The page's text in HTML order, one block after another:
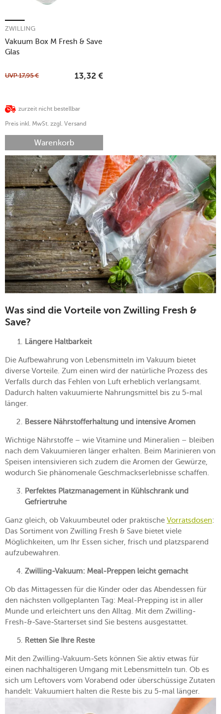
Vakuum Box M Fresh & Save
Glas
ZWILLING
zurzeit nicht bestellbar
UVP17,95 € 13,32 €
Preis inkl. MwSt. zzgl. Versand
Warenkorb
Was sind die Vorteile von Zwilling Fresh &
Save?
Längere Haltbarkeit
Die Aufbewahrung von Lebensmitteln im Vakuum bietet
diverse Vorteile. Zum einen wird der natürliche Prozess des
Verfalls durch das Fehlen von Luft erheblich verlangsamt.
Dadurch halten vakuumierte Nahrungsmittel bis zu 5-mal
länger.
Bessere Nährstofferhaltung und intensive Aromen
Wichtige Nährstoffe – wie Vitamine und Mineralien – bleiben
nach dem Vakuumieren länger erhalten. Beim Marinieren von
Speisen intensivieren sich zudem die Aromen der Gewürze,
wodurch Sie phänomenale Geschmackserlebnisse schaffen.
Perfektes Platzmanagement in Kühlschrank und
Gefriertruhe
Ganz gleich, ob Vakuumbeutel oder praktische Vorratsdosen:
Das Sortiment von Zwilling Fresh & Save bietet viele
Möglichkeiten, um Ihr Essen sicher, frisch und platzsparend
aufzubewahren.
Zwilling-Vakuum: Meal-Preppen leicht gemacht
Ob das Mittagessen für die Kinder oder das Abendessen für
den nächsten vollgeplanten Tag: Meal-Prepping ist in aller
Munde und erleichtert uns den Alltag. Mit dem Zwilling-
Fresh-&-Save-Starterset sind Sie bestens ausgestattet.
Retten Sie Ihre Reste
Mit den Zwilling-Vakuum-Sets können Sie aktiv etwas für
einen nachhaltigeren Umgang mit Lebensmitteln tun. Ob es
sich um Leftovers vom Vorabend oder überschüssige Zutaten
handelt: Vakuumiert halten die Reste bis zu 5-mal länger.